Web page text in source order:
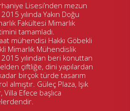
Lisesi’nden mezun
yılında Yakın Doğu
Fakültesi Mimarlık
tamamladı.
mühendisi Hakkı Göbekli
Mimarlık Mühendislik
yılından beri konuttan
çiftliğe, dini yapılardan
birçok türde tasarım
almıştır. Güleç Plaza, Işık
Villa Efece başlıca